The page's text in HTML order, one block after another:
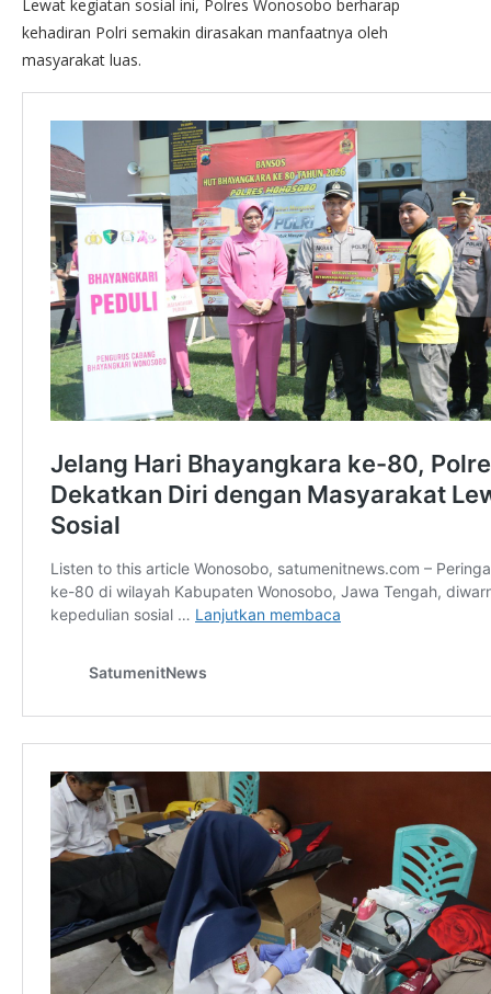
Lewat kegiatan sosial ini, Polres Wonosobo berharap
kehadiran Polri semakin dirasakan manfaatnya oleh
masyarakat luas.